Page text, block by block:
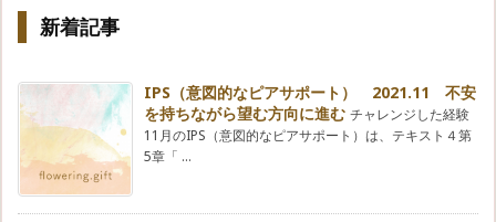
新着記事
IPS（意図的なピアサポート） 2021.11 不安
を持ちながら望む方向に進む チャレンジした経験
11月のIPS（意図的なピアサポート）は、テキスト４第
5章「 ...